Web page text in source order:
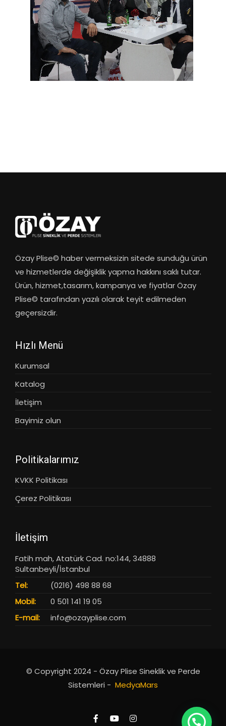
Özay Plise© haber vermeksizin sitede sunduğu ürün
ve hizmetlerde değişiklik yapma hakkını saklı tutar.
Ürün, hizmet,tasarım, kampanya ve fiyatlar Özay
Plise© tarafından yazılı olarak teyit edilmeden
geçersizdir.
Hızlı Menü
Kurumsal
Katalog
İletişim
Bayimiz olun
Politikalarımız
KVKK Politikası
Çerez Politikası
İletişim
Fatih mah, Atatürk Cad. no:144, 34888
Sultanbeyli/İstanbul
Tel:
(0216) 498 88 68
Mobil:
0 501 141 19 05
E-mail:
info@ozayplise.com
© Copyright 2024 - Özay Plise Sineklik ve Perde
Sistemleri - MedyaMars